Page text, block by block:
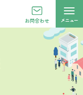
お問合わせ メニュー